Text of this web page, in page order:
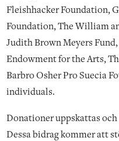
Fleishhacker Foundation,
Foundation, The William
Judith Brown Meyers
Endowment for the Arts,
Barbro Osher Pro Suecia
individuals.
Donationer uppskattas och
Dessa bidrag kommer att